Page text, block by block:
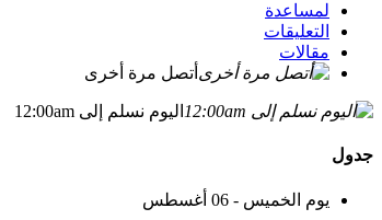
لمساعدة
التعليقات
مقالات
أتصل مرة أخرى
اليوم نسلم إلى 12:00am
جدول
يوم الخميس - 06 أغسطس